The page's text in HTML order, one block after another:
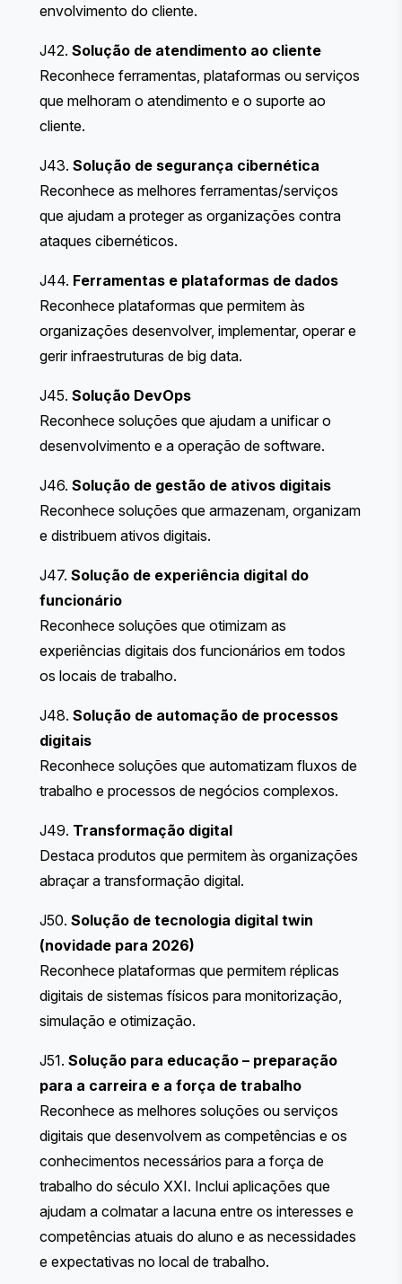
envolvimento do cliente.
J42. Solução de atendimento ao cliente
Reconhece ferramentas, plataformas ou serviços
que melhoram o atendimento e o suporte ao
cliente.
J43. Solução de segurança cibernética
Reconhece as melhores ferramentas/serviços
que ajudam a proteger as organizações contra
ataques cibernéticos.
J44. Ferramentas e plataformas de dados
Reconhece plataformas que permitem às
organizações desenvolver, implementar, operar e
gerir infraestruturas de big data.
J45. Solução DevOps
Reconhece soluções que ajudam a unificar o
desenvolvimento e a operação de software.
J46. Solução de gestão de ativos digitais
Reconhece soluções que armazenam, organizam
e distribuem ativos digitais.
J47. Solução de experiência digital do
funcionário
Reconhece soluções que otimizam as
experiências digitais dos funcionários em todos
os locais de trabalho.
J48. Solução de automação de processos
digitais
Reconhece soluções que automatizam fluxos de
trabalho e processos de negócios complexos.
J49. Transformação digital
Destaca produtos que permitem às organizações
abraçar a transformação digital.
J50. Solução de tecnologia digital twin
(novidade para 2026)
Reconhece plataformas que permitem réplicas
digitais de sistemas físicos para monitorização,
simulação e otimização.
J51. Solução para educação – preparação
para a carreira e a força de trabalho
Reconhece as melhores soluções ou serviços
digitais que desenvolvem as competências e os
conhecimentos necessários para a força de
trabalho do século XXI. Inclui aplicações que
ajudam a colmatar a lacuna entre os interesses e
competências atuais do aluno e as necessidades
e expectativas no local de trabalho.